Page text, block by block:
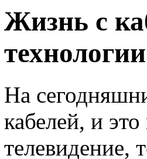
Жизнь с
На
кабелей, и
телевидение,